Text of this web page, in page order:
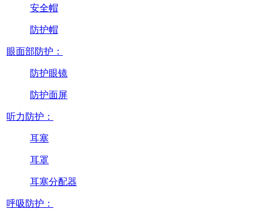
安全帽
防护帽
眼面部防护：
防护眼镜
防护面屏
听力防护：
耳塞
耳罩
耳塞分配器
呼吸防护：